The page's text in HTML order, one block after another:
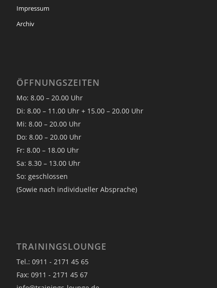
Impressum
Archiv
ÖFFNUNGSZEITEN
Mo: 8.00 – 20.00 Uhr
Di: 8.00 – 11.00 Uhr + 15.00 – 20.00 Uhr
Mi: 8.00 – 20.00 Uhr
Do: 8.00 – 20.00 Uhr
Fr: 8.00 – 18.00 Uhr
Sa: 8.30 – 13.00 Uhr
So: geschlossen
(Sowie nach individueller Absprache)
TRAININGSLOUNGE
Tel.: 0911 - 2171 45 65
Fax: 0911 - 2171 45 67